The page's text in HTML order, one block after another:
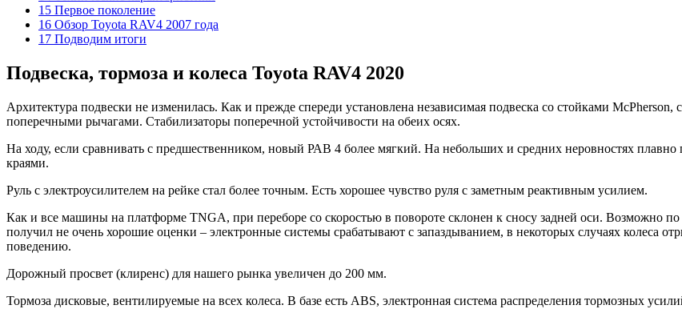
15 Первое поколение
16 Обзор Toyota RAV4 2007 года
17 Подводим итоги
Подвеска, тормоза и колеса Toyota RAV4 2020
Архитектура подвески не изменилась. Как и прежде спереди установлена независимая подвеска со стойками
поперечными рычагами. Стабилизаторы поперечной устойчивости на обеих осях.
На ходу, если сравнивать с предшественником, новый РАВ 4 более мягкий. На небольших и средних неровностях
краями.
Руль с электроусилителем на рейке стал более точным. Есть хорошее чувство руля с заметным реактивным усилием.
Как и все машины на платформе TNGA, при переборе со скоростью в повороте склонен к сносу задней оси. Возможно
получил не очень хорошие оценки – электронные системы срабатывают с запаздыванием, в некоторых случаях колеса
поведению.
Дорожный просвет (клиренс) для нашего рынка увеличен до 200 мм.
Тормоза дисковые, вентилируемые на всех колеса. В базе есть ABS, электронная система распределения тормозных